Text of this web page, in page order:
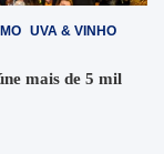
UVA & VINHO
mais de 5 mil